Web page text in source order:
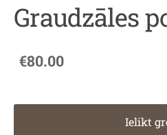
Graudzāles
€80.00
Ielikt